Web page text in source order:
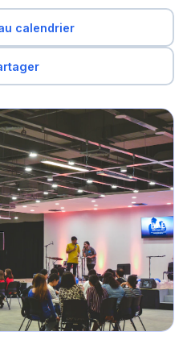
calendrier